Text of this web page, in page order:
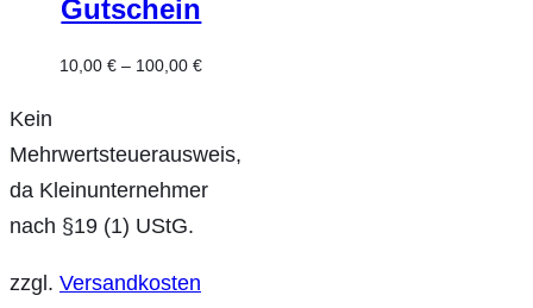
Gutschein
10,00€ – 100,00€
Kein
Mehrwertsteuerausweis,
da Kleinunternehmer
nach §19 (1) UStG.
zzgl. Versandkosten